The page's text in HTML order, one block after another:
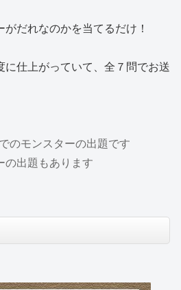
だれなのかを当てるだけ！
に仕上がっていて、全７問でお送
のモンスターの出題です
の出題もあります